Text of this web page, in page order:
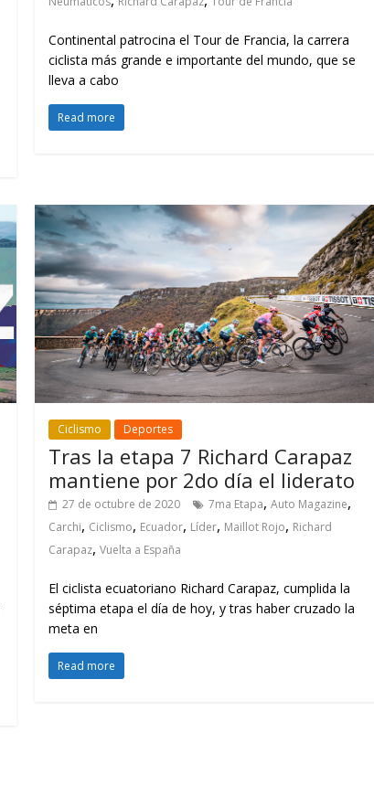
Continental patrocina el Tour de Francia, la carrera
ciclista más grande e importante del mundo, que se
lleva a cabo
Read more
Ciclismo Deportes
Tras la etapa 7 Richard Carapaz
mantiene por 2do día el liderato
27 de octubre de 2020 7ma Etapa,Auto Magazine,
Carchi, Ciclismo, Ecuador, Líder, Maillot Rojo, Richard
Carapaz,Vuelta a España
El ciclista ecuatoriano Richard Carapaz, cumplida la
séptima etapa el día de hoy, y tras haber cruzado la
meta en
Read more